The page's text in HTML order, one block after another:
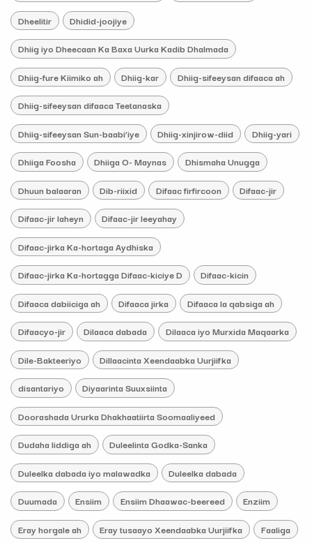
Dheelitir Dhidid-joojiye
Dhiig iyo Dheecaan Ka Baxa Uurka Kadib Dhalmada
Dhiig-fure Kiimiko ah Dhiig-kar Dhiig-sifeeysan difaaca ah
Dhiig-sifeeysan difaaca Teetanaska
Dhiig-sifeeysan Sun-baabi’iye Dhiig-xinjirow-diid Dhiig-yari
Dhiiga Foosha Dhiiga O- Maynas Dhismaha Unugga
Dhuun balaaran Dib-riixid Difaac firfircoon Difaac-jir
Difaac-jir laheyn Difaac-jir leeyahay
Difaac-jirka Ka-hortaga Aydhiska
Difaac-jirka Ka-hortagga Difaac-kiciye D Difaac-kicin
Difaaca dabiiciga ah Difaaca jirka Difaaca la qabsiga ah
Difaacyo-jir Dilaaca dabada Dilaaca iyo Murxida Maqaarka
Dile-Bakteeriyo Dillaacinta Xeendaabka Uurjiifka
disantariyo Diyaarinta Suuxsiinta
Doorashada Ururka Dhakhaatiirta Soomaaliyeed
Dudaha liddiga ah Duleelinta Godka-Sanka
Duleelka dabada iyo malawadka Duleelka dabada
Duumada Ensiim Ensiim Dhaawac-beereed Enziim
Eray horgale ah Eray tusaayo Xeendaabka Uurjiifka Faaliga